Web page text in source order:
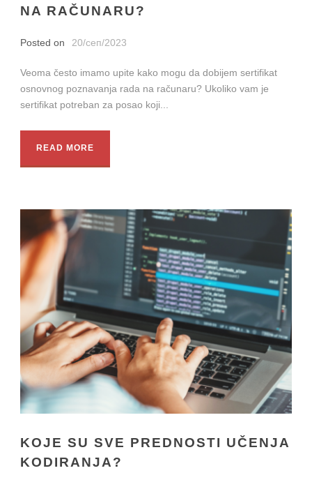
NA RAČUNARU?
Posted on 20/сеп/2023
Veoma često imamo upite kako mogu da dobijem sertifikat
osnovnog poznavanja rada na računaru? Ukoliko vam je
sertifikat potreban za posao koji...
READ MORE
KOJE SU SVE PREDNOSTI UČENJA
KODIRANJA?